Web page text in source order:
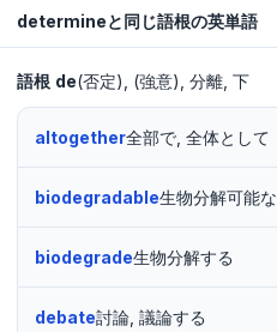
determineと同じ語根の英単語
語根 de(否定) (強意) 分離 下
altogether全部で, 全体として
biodegradable生物分解可能な
biodegrade生物分解する
debate討論, 議論する